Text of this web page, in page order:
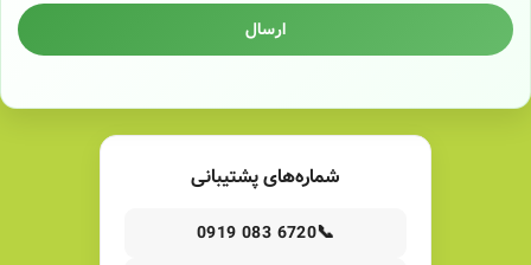
ارسال
شماره‌های پشتیبانی
📞
0919 083 6720